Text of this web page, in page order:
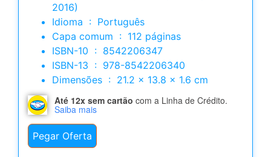
2016)
Idioma ‏ : ‎ Português
Capa comum ‏ : ‎ 112 páginas
ISBN-10 ‏ : ‎ 8542206347
ISBN-13 ‏ : ‎ 978-8542206340
Dimensões ‏ : ‎ 21.2 x 13.8 x 1.6 cm
Até 12x sem cartão com a Linha de Crédito.
Saiba mais
Pegar Oferta